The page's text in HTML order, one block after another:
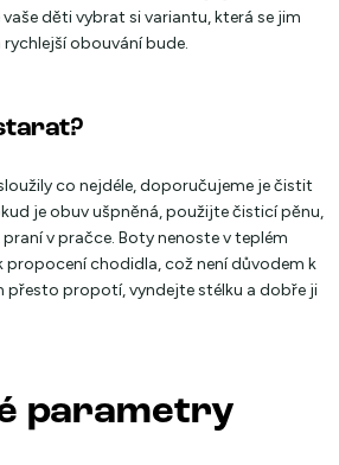
děti vybrat si variantu, která se jim
obouvání bude.
co nejdéle, doporučujeme je čistit
je obuv ušpněná, použijte čisticí pěnu,
v pračce. Boty nenoste v teplém
chodidla, což není důvodem k
přesto propotí, vyndejte stélku a dobře ji
parametry